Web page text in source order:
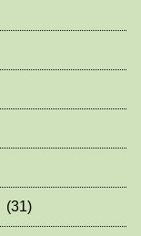
(31)